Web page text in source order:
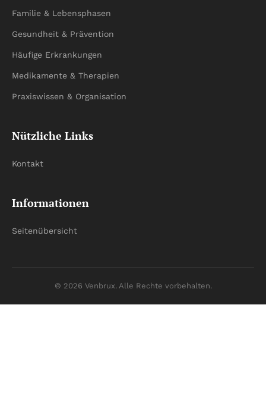
Familie & Lebensphasen
Gesundheit & Prävention
Häufige Erkrankungen
Medikamente & Therapien
Praxiswissen & Organisation
Nützliche Links
Kontakt
Informationen
Seitenübersicht
© 2026 Venbrux. Alle Rechte vorbehalten.